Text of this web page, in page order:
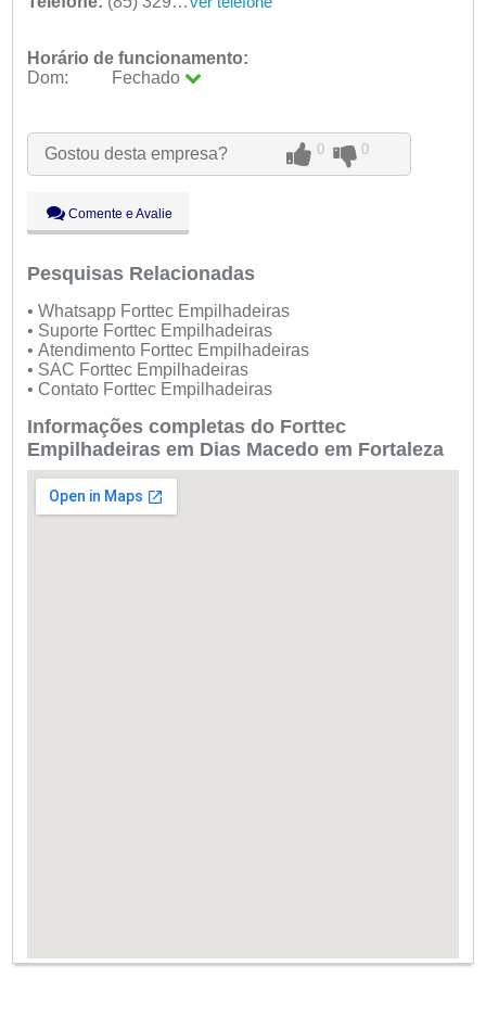
Horário de funcionamento:
Dom:
Fechado
Qua:
09:00 - 18:00
Qui:
09:00 - 18:00
Sáb:
Dom:
Fechado
Gostou desta empresa? 0 0
Comente e Avalie
Pesquisas Relacionadas
• Whatsapp Forttec Empilhadeiras
• Suporte Forttec Empilhadeiras
• Atendimento Forttec Empilhadeiras
• SAC Forttec Empilhadeiras
• Contato Forttec Empilhadeiras
Informações completas do Forttec
Empilhadeiras em Dias Macedo em Fortaleza